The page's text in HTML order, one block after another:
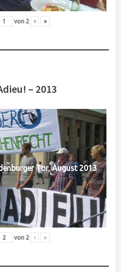
von 2 › »
– 2013
Tor, August 2013
von 2 › »